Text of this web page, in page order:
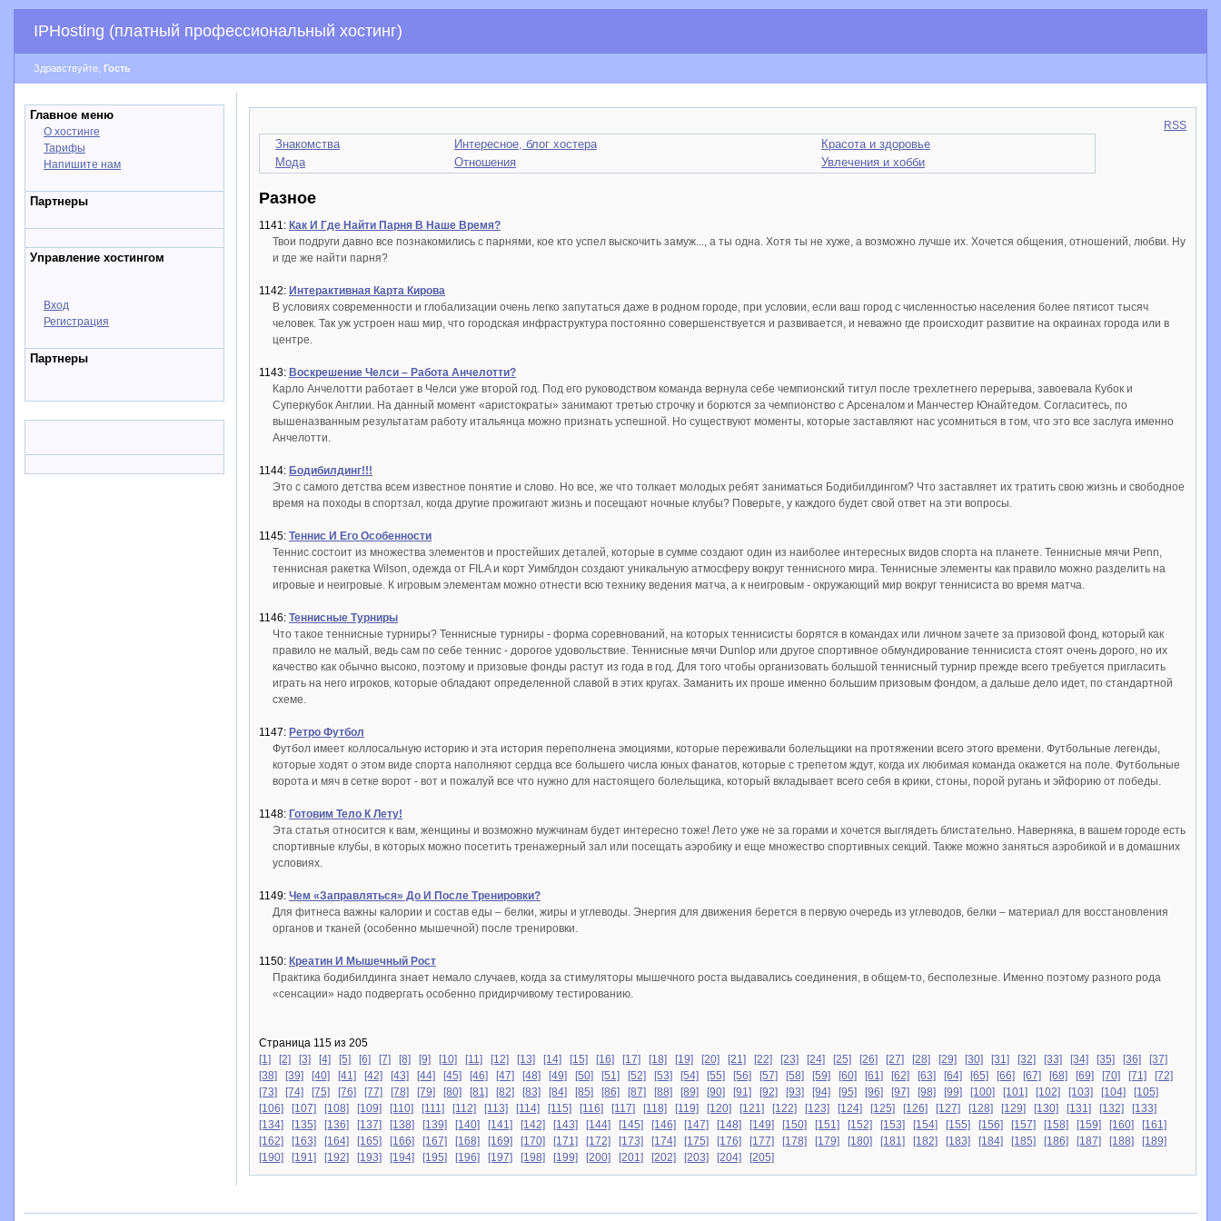
IPHosting (платный профессиональный хостинг)
Здравствуйте, Гость
Главное меню
О хостинге
Тарифы
Напишите нам
Партнеры
Управление хостингом
Вход
Регистрация
Партнеры
RSS
Знакомства Интересное, блог хостера
Красота и здоровье
Мода
Отношения Увлечения и хобби
Разное
1141: Как И Где Найти Парня В Наше Время?
Твои подруги давно все познакомились с парнями, кое кто успел выскочить замуж..., а ты одна. Хотя ты не хуже, а возможно лучше их. Хочется общения, отношений, любви. Ну
и где же найти парня?
1142: Интерактивная Карта Кирова
В условиях современности и глобализации очень легко запутаться даже в родном городе, при условии, если ваш город с численностью населения более пятисот тысяч
человек. Так уж устроен наш мир, что городская инфраструктура постоянно совершенствуется и развивается, и неважно где происходит развитие на окраинах города или в
центре.
1143: Воскрешение Челси – Работа Анчелотти?
Карло Анчелотти работает в Челси уже второй год. Под его руководством команда вернула себе чемпионский титул после трехлетнего перерыва, завоевала Кубок и
Суперкубок Англии. На данный момент «аристократы» занимают третью строчку и борются за чемпионство с Арсеналом и Манчестер Юнайтедом. Согласитесь, по
вышеназванным результатам работу итальянца можно признать успешной. Но существуют моменты, которые заставляют нас усомниться в том, что это все заслуга именно
Анчелотти.
1144: Бодибилдинг!!!
Это с самого детства всем известное понятие и слово. Но все, же что толкает молодых ребят заниматься Бодибилдингом? Что заставляет их тратить свою жизнь и свободное
время на походы в спортзал, когда другие прожигают жизнь и посещают ночные клубы? Поверьте, у каждого будет свой ответ на эти вопросы.
1145: Теннис И Его Особенности
Теннис состоит из множества элементов и простейших деталей, которые в сумме создают один из наиболее интересных видов спорта на планете. Теннисные мячи Penn,
теннисная ракетка Wilson, одежда от FILA и корт Уимблдон создают уникальную атмосферу вокруг теннисного мира. Теннисные элементы как правило можно разделить на
игровые и неигровые. К игровым элементам можно отнести всю технику ведения матча, а к неигровым - окружающий мир вокруг теннисиста во время матча.
1146: Теннисные Турниры
Что такое теннисные турниры? Теннисные турниры - форма соревнований, на которых теннисисты борятся в командах или личном зачете за призовой фонд, который как
правило не малый, ведь сам по себе теннис - дорогое удовольствие. Теннисные мячи Dunlop или другое спортивное обмундирование теннисиста стоят очень дорого, но их
качество как обычно высоко, поэтому и призовые фонды растут из года в год. Для того чтобы организовать большой теннисный турнир прежде всего требуется пригласить
играть на него игроков, которые обладают определенной славой в этих кругах. Заманить их проше именно большим призовым фондом, а дальше дело идет, по стандартной
схеме.
1147: Ретро Футбол
Футбол имеет коллосальную историю и эта история переполнена эмоциями, которые переживали болельщики на протяжении всего этого времени. Футбольные легенды,
которые ходят о этом виде спорта наполняют сердца все большего числа юных фанатов, которые с трепетом ждут, когда их любимая команда окажется на поле. Футбольные
ворота и мяч в сетке ворот - вот и пожалуй все что нужно для настоящего болельщика, который вкладывает всего себя в крики, стоны, порой ругань и эйфорию от победы.
1148: Готовим Тело К Лету!
Эта статья относится к вам, женщины и возможно мужчинам будет интересно тоже! Лето уже не за горами и хочется выглядеть блистательно. Наверняка, в вашем городе есть
спортивные клубы, в которых можно посетить тренажерный зал или посещать аэробику и еще множество спортивных секций. Также можно заняться аэробикой и в домашних
условиях.
1149: Чем «Заправляться» До И После Тренировки?
Для фитнеса важны калории и состав еды – белки, жиры и углеводы. Энергия для движения берется в первую очередь из углеводов, белки – материал для восстановления
органов и тканей (особенно мышечной) после тренировки.
1150: Креатин И Мышечный Рост
Практика бодибилдинга знает немало случаев, когда за стимуляторы мышечного роста выдавались соединения, в общем-то, бесполезные. Именно поэтому разного рода
«сенсации» надо подвергать особенно придирчивому тестированию.
Страница 115 из 205
[1]
[2] [3] [4] [5] [6] [7] [8] [9] [10] [11] [12] [13] [14] [15] [16] [17] [18] [19] [20] [21] [22] [23] [24] [25] [26] [27] [28] [29] [30] [31] [32] [33] [34] [35] [36]
[37]
[38]
[39] [40] [41] [42] [43] [44] [45] [46] [47] [48] [49] [50] [51] [52] [53] [54] [55] [56] [57] [58] [59] [60] [61] [62] [63] [64] [65] [66] [67] [68] [69] [70] [71]
[72]
[73]
[74] [75] [76] [77] [78] [79] [80] [81] [82] [83] [84] [85] [86] [87] [88] [89] [90] [91] [92] [93] [94] [95] [96] [97] [98] [99] [100] [101] [102] [103] [104]
[105]
[106]
[107] [108] [109] [110] [111] [112] [113] [114] [115] [116] [117] [118] [119] [120] [121] [122] [123] [124] [125] [126] [127] [128] [129] [130] [131] [132]
[133]
[134]
[135] [136] [137] [138] [139] [140] [141] [142] [143] [144] [145] [146] [147] [148] [149] [150] [151] [152] [153] [154] [155] [156] [157] [158] [159] [160]
[161]
[162]
[163] [164] [165] [166] [167] [168] [169] [170] [171] [172] [173] [174] [175] [176] [177] [178] [179] [180] [181] [182] [183] [184] [185] [186] [187] [188]
[189]
[190]
[191] [192] [193] [194] [195] [196] [197] [198] [199] [200] [201] [202] [203] [204] [205]